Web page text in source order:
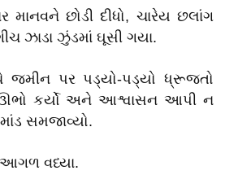
માનવને છોડી દીધો, ચારેય છલાંગ
ઝાડા ઝુંડમાં ઘૂસી ગયા.
જમીન પર પડ્યો-પડ્યો ધ્રૂજતો
કર્યો અને આશ્વાસન આપી ન
માંડ સમજાવ્યો.
આગળ વધ્યા.